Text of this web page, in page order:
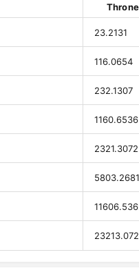
Throne
23.2131
116.0654
232.1307
1160.6536
2321.3072
5803.2681